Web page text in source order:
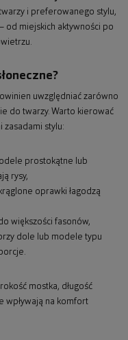
i preferowanego stylu,
od miejskich aktywności po
uwzględniać zarówno
do twarzy. Warto kierować
stylu:
prostokątne lub
rysy,
oprawki łagodzą
większości fasonów,
dole lub modele typu
mostka, długość
wpływają na komfort